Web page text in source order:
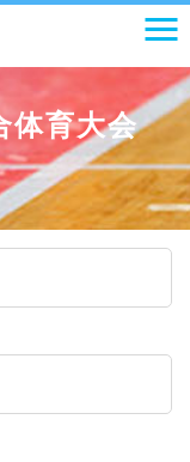
体育大会